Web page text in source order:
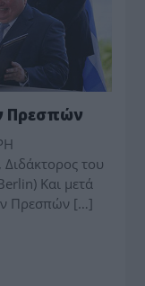
Πρεσπών
του
Και μετά
Πρεσπών […]